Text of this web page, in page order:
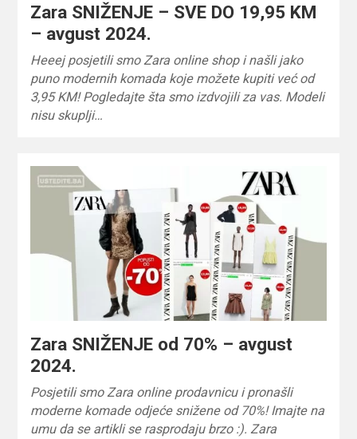
Zara SNIŽENJE – SVE DO 19,95 KM
– avgust 2024.
Heeej posjetili smo Zara online shop i našli jako
puno modernih komada koje možete kupiti već od
3,95 KM! Pogledajte šta smo izdvojili za vas. Modeli
nisu skuplji…
Zara SNIŽENJE od 70% – avgust
2024.
Posjetili smo Zara online prodavnicu i pronašli
moderne komade odjeće snižene od 70%! Imajte na
umu da se artikli se rasprodaju brzo :). Zara